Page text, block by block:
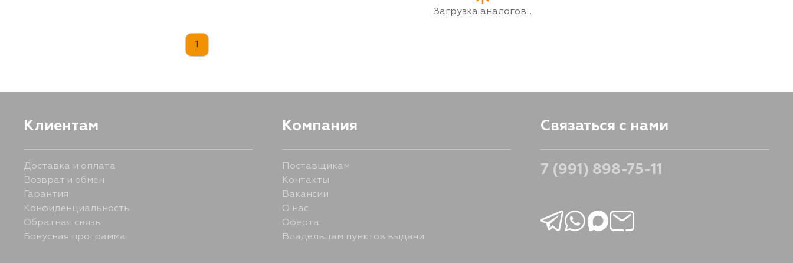
Загрузка аналогов...
1
Клиентам
Доставка и оплата
Возврат и обмен
Гарантия
Конфиденциальность
Обратная связь
Бонусная программа
Компания
Поставщикам
Контакты
Вакансии
О нас
Оферта
Владельцам пунктов выдачи
Связаться с нами
7 (991) 898-75-11